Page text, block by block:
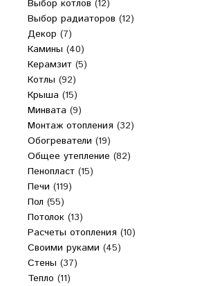
Выбор котлов (12)
Выбор радиаторов (12)
Декор (7)
Камины (40)
Керамзит (5)
Котлы (92)
Крыша (15)
Минвата (9)
Монтаж отопления (32)
Обогреватели (19)
Общее утепление (82)
Пенопласт (15)
Печи (119)
Пол (55)
Потолок (13)
Расчеты отопления (10)
Своими руками (45)
Стены (37)
Тепло (11)